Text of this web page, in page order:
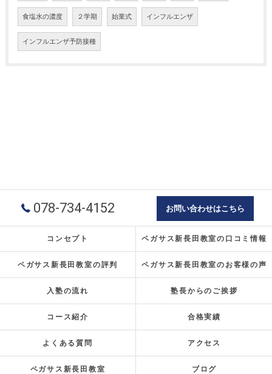
食塩水の濃度 ２学期 始業式 インフルエンザ
インフルエンザ予防接種
078-734-4152 お問い合わせはこちら
コンセプト ペガサス新長田教室の口コミ情報
ペガサス新長田教室の評判 ペガサス新長田教室のお客様の声
入塾の流れ 塾長からのご挨拶
コース紹介 合格実績
よくある質問 アクセス
ペガサス新長田教室 ブログ